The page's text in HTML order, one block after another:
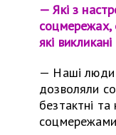
— Які з
соцмережах,
які
— Наші люди
дозволяли
безтактні та
соцмережами